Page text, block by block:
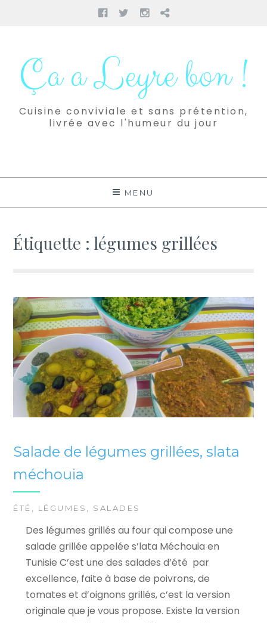
Facebook
TwitterInstagram
Pinterest
contenuÇa a Leyre bon !
Cuisine conviviale et sans prétention,
livrée avec l'humeur du jour
MENU
Étiquette : légumes grillées
Salade de légumes grillées, slata
méchouia
ÉTÉ , LÉGUMES , SALADES
Des légumes grillés au four qui compose une
salade grillée appelée s’lata Méchouia en
Tunisie C’est une des salades d’été par
excellence, faite à base de poivrons, de
tomates et d’oignons grillés, c’est la version
originale que je vous propose. Existe la version